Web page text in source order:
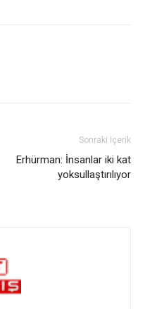
Sonraki İçerik
Erhürman: İnsanlar iki kat
yoksullaştırılıyor